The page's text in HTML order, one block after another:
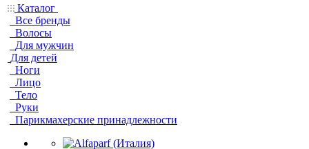
Каталог
Все бренды
Волосы
Для мужчин
Для детей
Ноги
Лицо
Тело
Руки
Парикмахерские принадлежности